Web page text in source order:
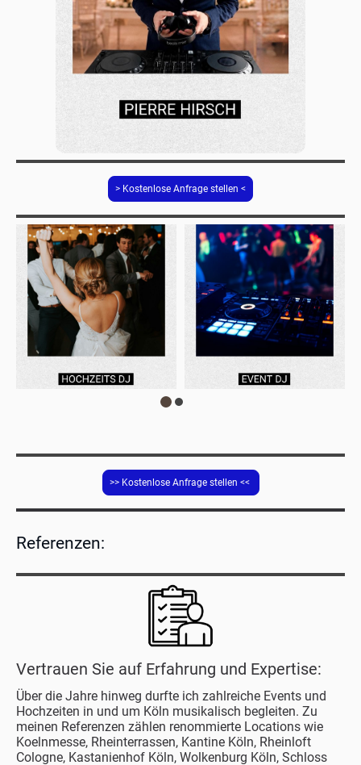
> Kostenlose Anfrage stellen <
>> Kostenlose Anfrage stellen <<
Referenzen:
Vertrauen Sie auf Erfahrung und Expertise:
Über die Jahre hinweg durfte ich zahlreiche Events und
Hochzeiten in und um Köln musikalisch begleiten. Zu
meinen Referenzen zählen renommierte Locations wie
Koelnmesse, Rheinterrassen, Kantine Köln, Rheinloft
Cologne, Kastanienhof Köln, Wolkenburg Köln, Schloss